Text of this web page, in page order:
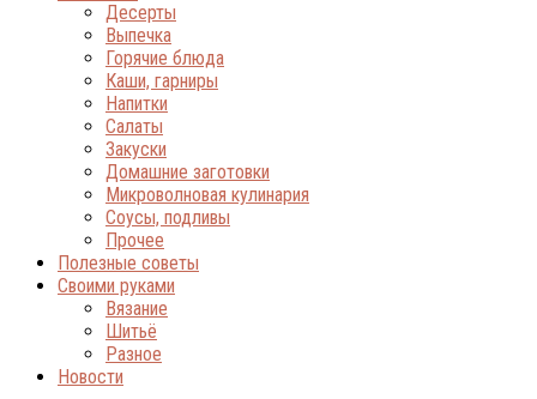
Десерты
Выпечка
Горячие блюда
Каши, гарниры
Напитки
Салаты
Закуски
Домашние заготовки
Микроволновая кулинария
Соусы, подливы
Прочее
Полезные советы
Своими руками
Вязание
Шитьё
Разное
Новости